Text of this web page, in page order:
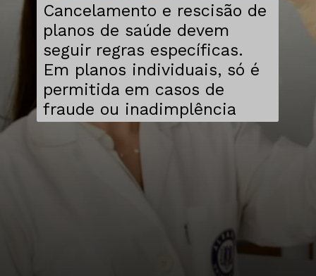
Cancelamento e rescisão de
planos de saúde devem
seguir regras específicas.
Em planos individuais, só é
permitida em casos de
fraude ou inadimplência